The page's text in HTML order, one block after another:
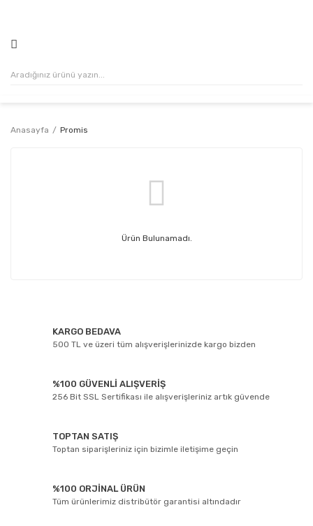
Anasayfa Promis
Ürün Bulunamadı.
KARGO BEDAVA
500 TL ve üzeri tüm alışverişlerinizde kargo bizden
%100 GÜVENLİ ALIŞVERİŞ
256 Bit SSL Sertifikası ile alışverişleriniz artık güvende
TOPTAN SATIŞ
Toptan siparişleriniz için bizimle iletişime geçin
%100 ORJİNAL ÜRÜN
Tüm ürünlerimiz distribütör garantisi altındadır